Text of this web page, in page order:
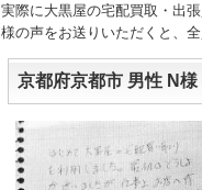
実際に大黒屋の宅配買取・出
様の声をお送りいただくと、
京都府京都市 男性 N